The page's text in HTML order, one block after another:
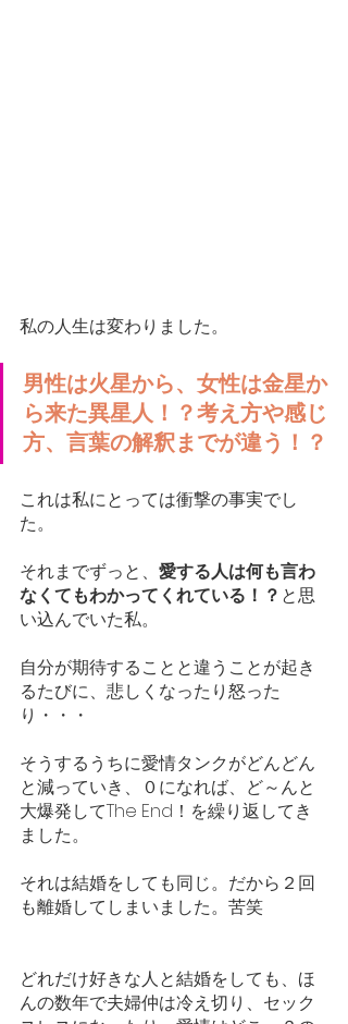
私の人生は変わりました。
男性は火星から、女性は金星か
ら来た異星人！？考え方や感じ
方、言葉の解釈までが違う！？
これは私にとっては衝撃の事実でし
た。
それまでずっと、 愛する人は何も言わ
なくてもわかってくれている！？ と思
い込んでいた私。
自分が期待することと違うことが起き
るたびに、悲しくなったり怒った
り・・・
そうするうちに愛情タンクがどんどん
と減っていき、０になれば、ど～んと
大爆発してThe End！を繰り返してき
ました。
それは結婚をしても同じ。だから２回
も離婚してしまいました。苦笑
どれだけ好きな人と結婚をしても、ほ
んの数年で夫婦仲は冷え切り、セック